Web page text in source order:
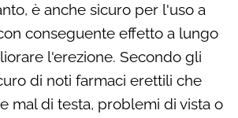
è anche sicuro per l'uso a
conseguente effetto a lungo
l'erezione. Secondo gli
di noti farmaci erettili che
mal di testa, problemi di vista o